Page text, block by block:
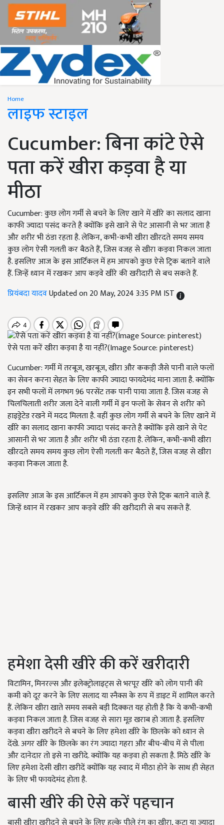
Home
लाइफ स्टाइल
Cucumber: बिना कांटे ऐसे
पता करें खीरा कड़वा है या
मीठा
Cucumber: कुछ लोग गर्मी से बचने के लिए खाने में खीरे का सलाद खाना
काफी ज्यादा पसंद करते है क्योंकि इसे खाने से पेट आसानी से भर जाता है
और शरीर भी ठंडा रहता है. लेकिन, कभी-कभी खीरा खीरदते समय समय
कुछ लोग ऐसी गलती कर बैठते हैं, जिस वजह से खीरा कड़वा निकल जाता
है. इसलिए आज के इस आर्टिकल में हम आपको कुछ ऐसे ट्रिक बताने वाले
हैं. जिन्हें ध्यान में रखकर आप कड़वे खीरे की खरीदारी से बच सकते हैं.
प्रियंबदा यादवUpdated on 20 May, 2024 3:35 PM IST
ऐसे पता करें खीरा कड़वा है या नहीं?(Image Source: pinterest)
Cucumber: गर्मी में तरबूज, खरबूज, खीरा और ककड़ी जैसे पानी वाले फलों
का सेवन करना सेहत के लिए काफी ज्यादा फायदेमंद माना जाता है. क्योंकि
इन सभी फलों में लगभग 96 परसेंट तक पानी पाया जाता है. जिस वजह से
चिलचिलाती शरीर जला देने वाली गर्मी में इन फलों के सेवन से शरीर को
हाइड्रेटेड रखने में मदद मिलता है. वहीं कुछ लोग गर्मी से बचने के लिए खाने में
खीरे का सलाद खाना काफी ज्यादा पसंद करते है क्योंकि इसे खाने से पेट
आसानी से भर जाता है और शरीर भी ठंडा रहता है. लेकिन, कभी-कभी खीरा
खीरदते समय समय कुछ लोग ऐसी गलती कर बैठते हैं, जिस वजह से खीरा
कड़वा निकल जाता है.
इसलिए आज के इस आर्टिकल में हम आपको कुछ ऐसे ट्रिक बताने वाले हैं.
जिन्हें ध्यान में रखकर आप कड़वे खीरे की खरीदारी से बच सकते हैं.
हमेशा देसी खीरे की करें खरीदारी
विटामिन, मिनरल्स और इलेक्ट्रोलाइट्स से भरपूर खीरे को लोग पानी की
कमी को दूर करने के लिए सलाद या स्नैक्स के रुप में डाइट में शामिल करते
हैं. लेकिन खीरा खाते समय सबसे बड़ी दिक्कत यह होती है कि ये कभी-कभी
कड़वा निकल जाता है. जिस वजह से सारा मूड खराब हो जाता है. इसलिए
कड़वा खीरा खरीदने से बचने के लिए हमेशा खीरे के छिलके को ध्यान से
देंखे. अगर खीरे के छिलके का रंग ज्यादा गहरा और बीच-बीच में से पीला
और दानेदार तो इसे ना खरीदे. क्योंकि यह कड़वा हो सकता है. मिठे खीरे के
लिए हमेशा देसी खीरा खरीदें क्योंकि यह स्वाद में मीठा होने के साथ ही सेहत
के लिए भी फायदेमंद होता है.
बासी खीरे की ऐसे करें पहचान